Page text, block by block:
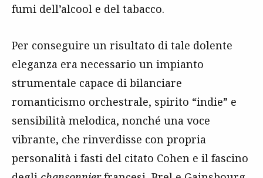
fumi dell’alcool e del tabacco.
Per conseguire un risultato di tale dolente
eleganza era necessario un impianto
strumentale capace di bilanciare
romanticismo orchestrale, spirito “indie” e
sensibilità melodica, nonché una voce
vibrante, che rinverdisse con propria
personalità i fasti del citato Cohen e il fascino